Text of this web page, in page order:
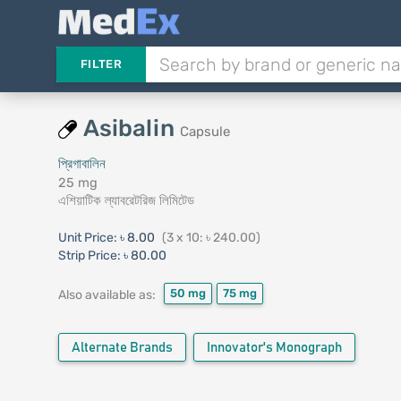
FILTER
Asibalin Capsule
প্রিগাবালিন
25 mg
এশিয়াটিক ল্যাবরেটরিজ লিমিটেড
Unit Price: ৳ 8.00 (3 x 10: ৳ 240.00)
Strip Price: ৳ 80.00
Also available as: 50 mg 75 mg
Alternate Brands Innovator's Monograph